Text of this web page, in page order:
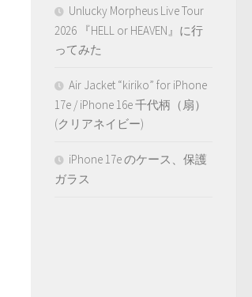
Unlucky Morpheus Live Tour
2026 『HELL or HEAVEN』に行
ってみた
Air Jacket “kiriko” for iPhone
17e / iPhone 16e 千代柄（扇）
(クリアネイビー)
iPhone 17e のケース、保護
ガラス